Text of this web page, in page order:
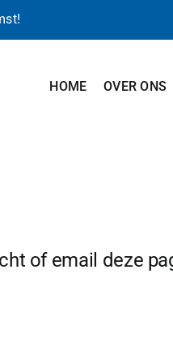
HOME OVER ONS
of email deze